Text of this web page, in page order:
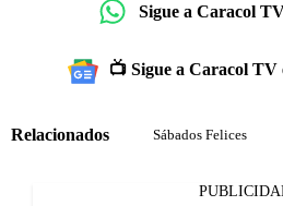
Sigue a Caracol
📺 Sigue a Caracol TV
Relacionados Sábados Felices